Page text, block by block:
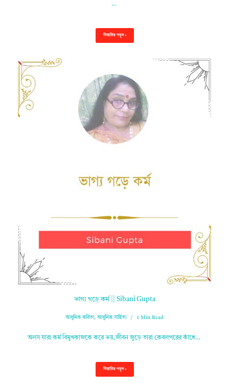
…
বিস্তারিত পড়ুন »
ভাগ্য গড়ে কর্ম || Sibani Gupta
আধুনিক কবিতা,আধুনিক সাহিত্য 1 Min Read
অলস যারা কর্ম বিমুখকাজকে করে ভয়,জীবন জুড়ে তারা কেবলপরের কাঁধে…
বিস্তারিত পড়ুন »